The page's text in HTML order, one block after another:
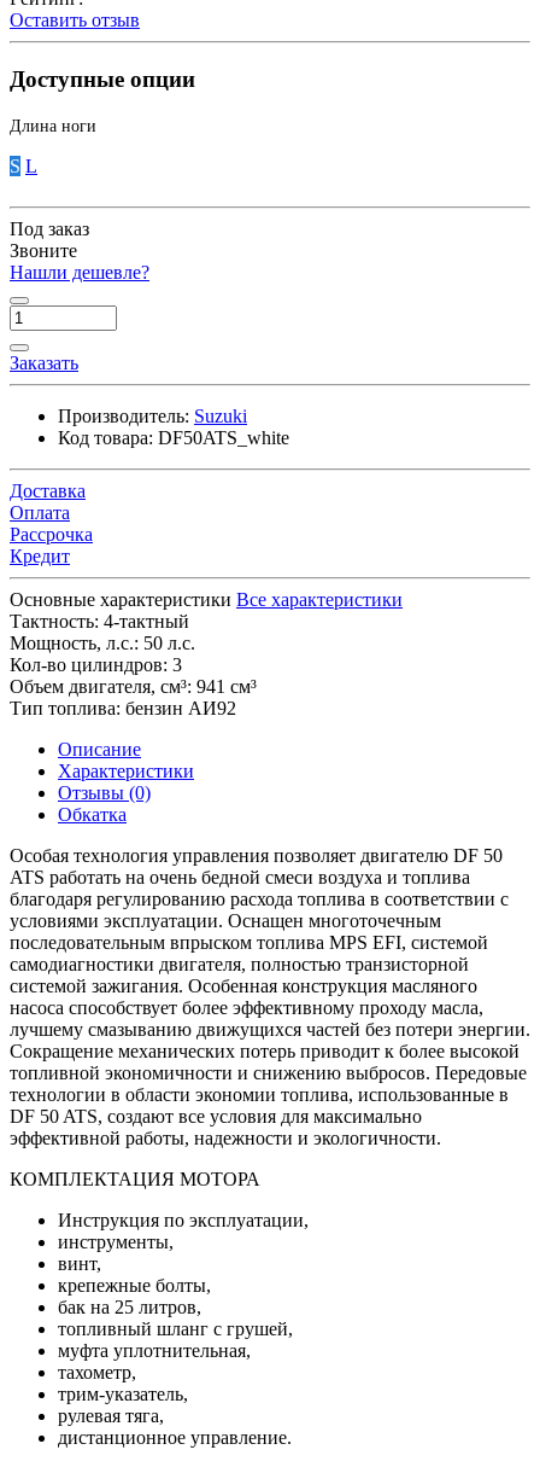
Оставить отзыв
Доступные опции
Длина ноги
S L
Под заказ
Звоните
Нашли дешевле?
Заказать
Производитель: Suzuki
Код товара: DF50ATS_white
Доставка
Оплата
Рассрочка
Кредит
Основные характеристики Все характеристики
Тактность: 4-тактный
Мощность, л.с.: 50 л.с.
Кол-во цилиндров: 3
Объем двигателя, см³: 941 см³
Тип топлива: бензин АИ92
Описание
Характеристики
Отзывы (0)
Обкатка
Особая технология управления позволяет двигателю DF 50
ATS работать на очень бедной смеси воздуха и топлива
благодаря регулированию расхода топлива в соответствии с
условиями эксплуатации. Оснащен многоточечным
последовательным впрыском топлива MPS EFI, системой
самодиагностики двигателя, полностью транзисторной
системой зажигания. Особенная конструкция масляного
насоса способствует более эффективному проходу масла,
лучшему смазыванию движущихся частей без потери энергии.
Сокращение механических потерь приводит к более высокой
топливной экономичности и снижению выбросов. Передовые
технологии в области экономии топлива, использованные в
DF 50 ATS, создают все условия для максимально
эффективной работы, надежности и экологичности.
КОМПЛЕКТАЦИЯ МОТОРА
Инструкция по эксплуатации,
инструменты,
винт,
крепежные болты,
бак на 25 литров,
топливный шланг с грушей,
муфта уплотнительная,
тахометр,
трим-указатель,
рулевая тяга,
дистанционное управление.